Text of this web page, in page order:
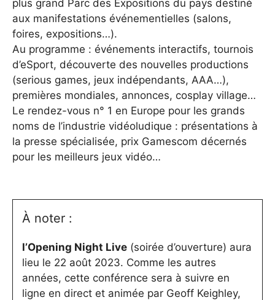
plus grand Parc des Expositions du pays destiné
aux manifestations événementielles (salons,
foires, expositions…).
Au programme : événements interactifs, tournois
d’eSport, découverte des nouvelles productions
(serious games, jeux indépendants, AAA…),
premières mondiales, annonces, cosplay village…
Le rendez-vous n° 1 en Europe pour les grands
noms de l’industrie vidéoludique : présentations à
la presse spécialisée, prix Gamescom décernés
pour les meilleurs jeux vidéo…
À noter :
l’Opening Night Live (soirée d’ouverture) aura
lieu le 22 août 2023. Comme les autres
années, cette conférence sera à suivre en
ligne en direct et animée par Geoff Keighley,